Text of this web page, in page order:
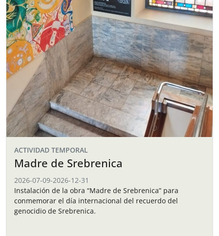
ACTIVIDAD TEMPORAL
Madre de Srebrenica
2026-07-09-2026-12-31
Instalación de la obra “Madre de Srebrenica” para
conmemorar el día internacional del recuerdo del
genocidio de Srebrenica.